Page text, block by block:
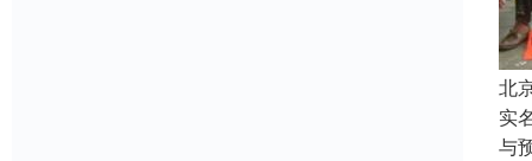
北
实
与